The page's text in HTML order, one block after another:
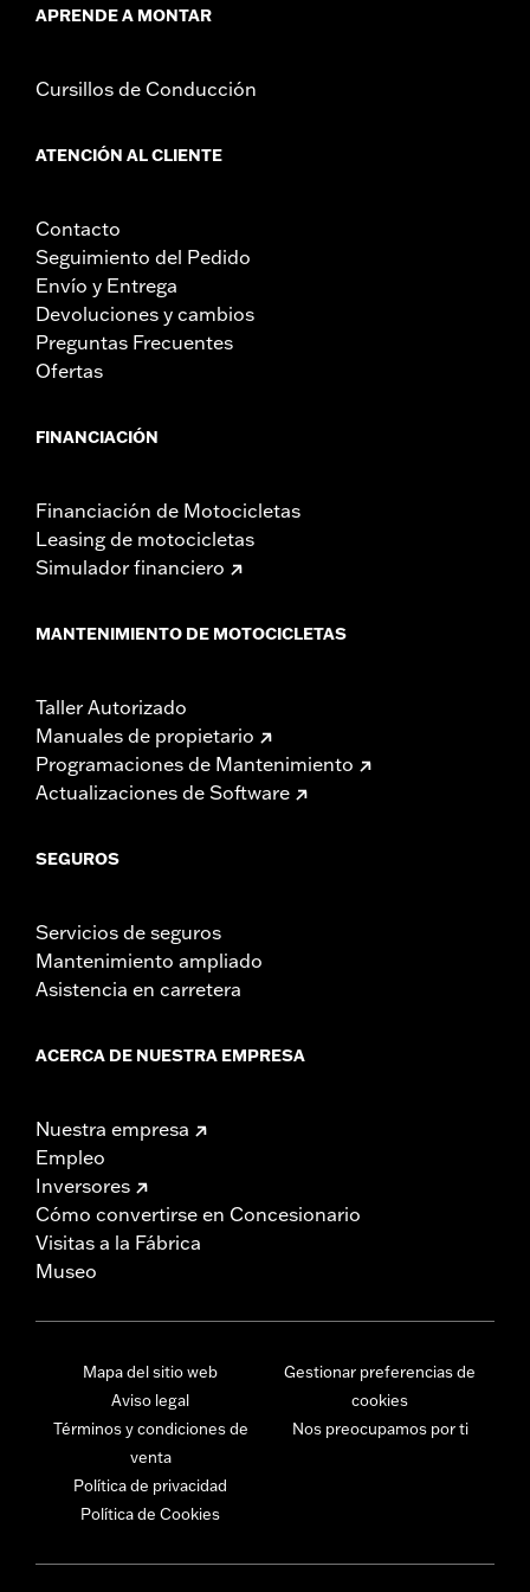
APRENDE A MONTAR
Cursillos de Conducción
ATENCIÓN AL CLIENTE
Contacto
Seguimiento del Pedido
Envío y Entrega
Devoluciones y cambios
Preguntas Frecuentes
Ofertas
FINANCIACIÓN
Financiación de Motocicletas
Leasing de motocicletas
Simulador financiero
MANTENIMIENTO DE MOTOCICLETAS
Taller Autorizado
Manuales de propietario
Programaciones de Mantenimiento
Actualizaciones de Software
SEGUROS
Servicios de seguros
Mantenimiento ampliado
Asistencia en carretera
ACERCA DE NUESTRA EMPRESA
Nuestra empresa
Empleo
Inversores
Cómo convertirse en Concesionario
Visitas a la Fábrica
Museo
Mapa del sitio web
Aviso legal
Términos y condiciones de
venta
Política de privacidad
Política de Cookies
Gestionar preferencias de
cookies
Nos preocupamos por ti